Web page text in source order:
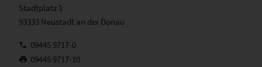
Stadtplatz 1
93333 Neustadt an der Donau
09445 9717-0
09445 9717-10